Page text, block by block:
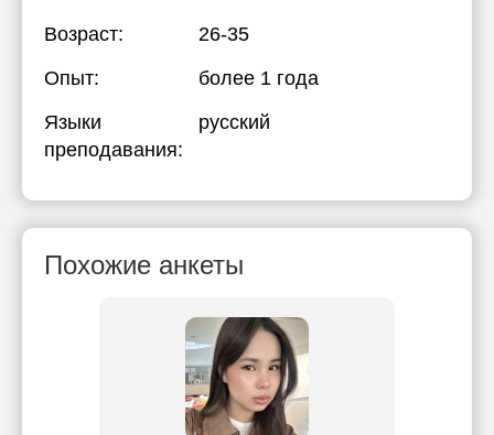
Возраст:
26-35
Опыт:
более 1 года
Языки
преподавания:
русский
Похожие анкеты